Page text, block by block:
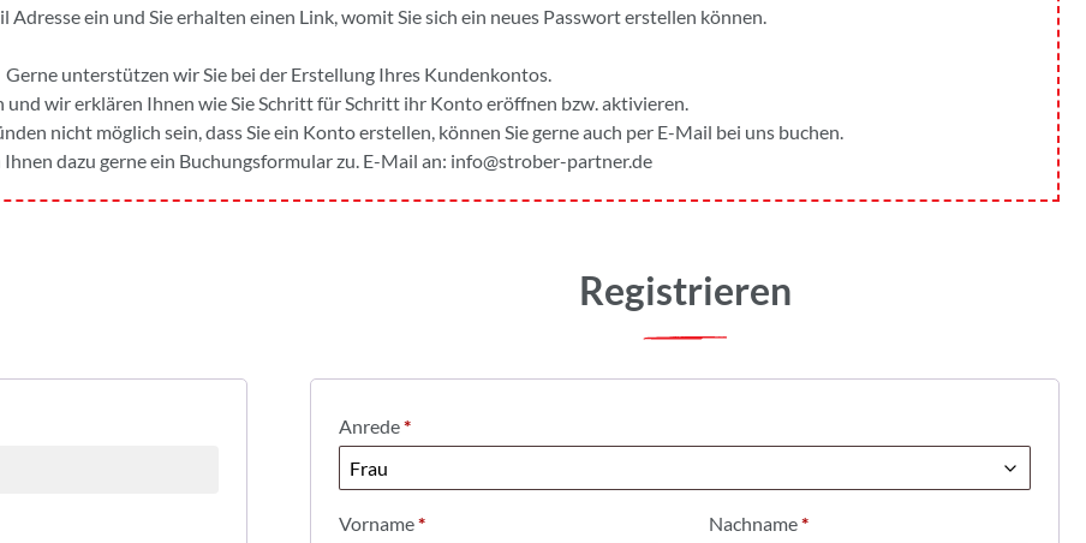
Adresse ein und Sie erhalten einen Link, womit Sie sich ein neues Passwort erstellen können.
Gerne unterstützen wir Sie bei der Erstellung Ihres Kundenkontos.
und wir erklären Ihnen wie Sie Schritt für Schritt ihr Konto eröffnen bzw. aktivieren.
nicht möglich sein, dass Sie ein Konto erstellen, können Sie gerne auch per E-Mail bei uns buchen.
dazu gerne ein Buchungsformular zu. E-Mail an: info@strober-partner.de
Registrieren
Anrede*
Vorname* Nachname*